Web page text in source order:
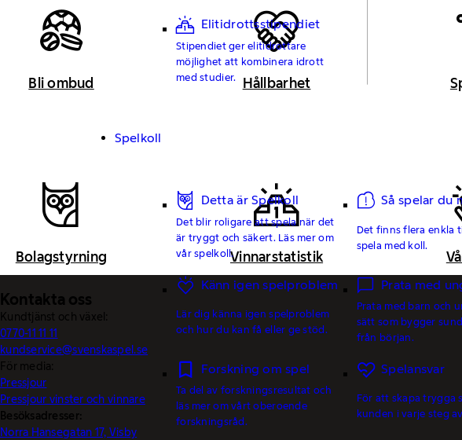
Elitidrottsstipendiet
Stipendiet ger elitidrottare
möjlighet att kombinera idrott
med studier.
Spelkoll
Detta är Spelkoll
Det blir roligare att spela när det
är tryggt och säkert. Läs mer om
vår spelkoll.
Så spelar du
Det finns flera enkla
spela med koll.
Känn igen spelproblem
Lär dig känna igen spelproblem
och hur du kan få eller ge stöd.
Prata med
Prata med barn och
sätt som bygger
från början.
Forskning om spel
Ta del av forskningsresultat och
läs mer om vårt oberoende
forskningsråd.
Spelansvar
För att skapa trygga
kunden i varje steg
Bli ombud Hållbarhet
Bolagstyrning Vinnarstatistik
Kontakta oss
Kundtjänst och växel:
0770-11 11 11
kundservice@svenskaspel.se
För media:
Pressjour
Pressjour vinster och vinnare
Besöksadresser:
Norra Hansegatan 17, Visby